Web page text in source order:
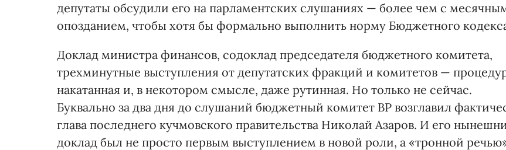
депутаты обсудили его на парламентских слушаниях — более чем с
опозданием, чтобы хотя бы формально выполнить норму Бюджетного
Доклад министра финансов, содоклад председателя бюджетного комитета,
трехминутные выступления от депутатских фракций и комитетов —
накатанная и, в некотором смысле, даже рутинная. Но только не сейчас.
Буквально за два дня до слушаний бюджетный комитет ВР возглавил
глава последнего кучмовского правительства Николай Азаров. И его
доклад был не просто первым выступлением в новой роли, а «тронной